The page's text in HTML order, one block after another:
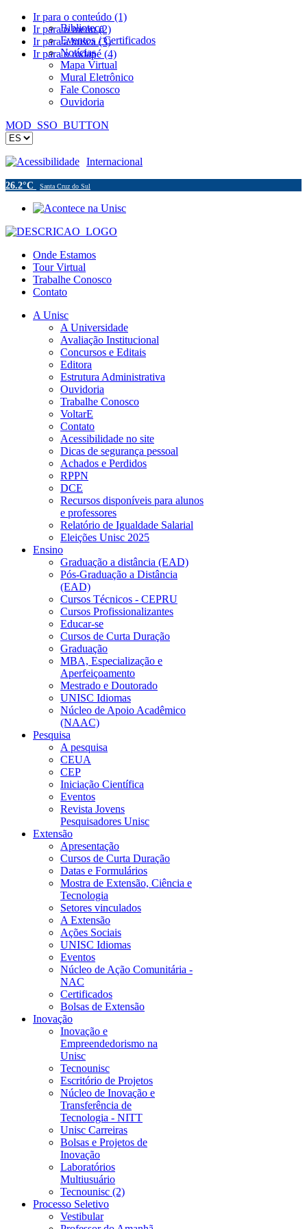
Ir para o conteúdo (1)
Ir para o menu (2)
Ir para a busca (3)
Ir para o rodapé (4)
Biblioteca
Eventos / Certificados
Notícias
Mapa Virtual
Mural Eletrônico
Fale Conosco
Ouvidoria
MOD_SSO_BUTTON
Acessibilidade Internacional
26.2°C Santa Cruz do Sul
Onde Estamos
Tour Virtual
Trabalhe Conosco
Contato
A Unisc
A Universidade
Avaliação Institucional
Concursos e Editais
Editora
Estrutura Administrativa
Ouvidoria
Trabalhe Conosco
VoltarE
Contato
Acessibilidade no site
Dicas de segurança pessoal
Achados e Perdidos
RPPN
DCE
Recursos disponíveis para alunos
e professores
Relatório de Igualdade Salarial
Eleições Unisc 2025
Ensino
Graduação a distância (EAD)
Pós-Graduação a Distância
(EAD)
Cursos Técnicos - CEPRU
Cursos Profissionalizantes
Educar-se
Cursos de Curta Duração
Graduação
MBA, Especialização e
Aperfeiçoamento
Mestrado e Doutorado
UNISC Idiomas
Núcleo de Apoio Acadêmico
(NAAC)
Pesquisa
A pesquisa
CEUA
CEP
Iniciação Científica
Eventos
Revista Jovens
Pesquisadores Unisc
Extensão
Apresentação
Cursos de Curta Duração
Datas e Formulários
Mostra de Extensão, Ciência e
Tecnologia
Setores vinculados
A Extensão
Ações Sociais
UNISC Idiomas
Eventos
Núcleo de Ação Comunitária -
NAC
Certificados
Bolsas de Extensão
Inovação
Inovação e
Empreendedorismo na
Unisc
Tecnounisc
Escritório de Projetos
Núcleo de Inovação e
Transferência de
Tecnologia - NITT
Unisc Carreiras
Bolsas e Projetos de
Inovação
Laboratórios
Multiusuário
Tecnounisc (2)
Processo Seletivo
Vestibular